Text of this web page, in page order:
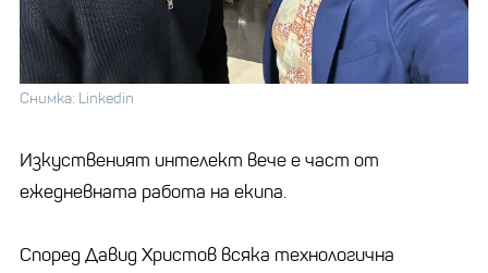
Снимка: Linkedin
Изкуственият интелект вече е част от
ежедневната работа на екипа.
Според Давид Христов всяка технологична